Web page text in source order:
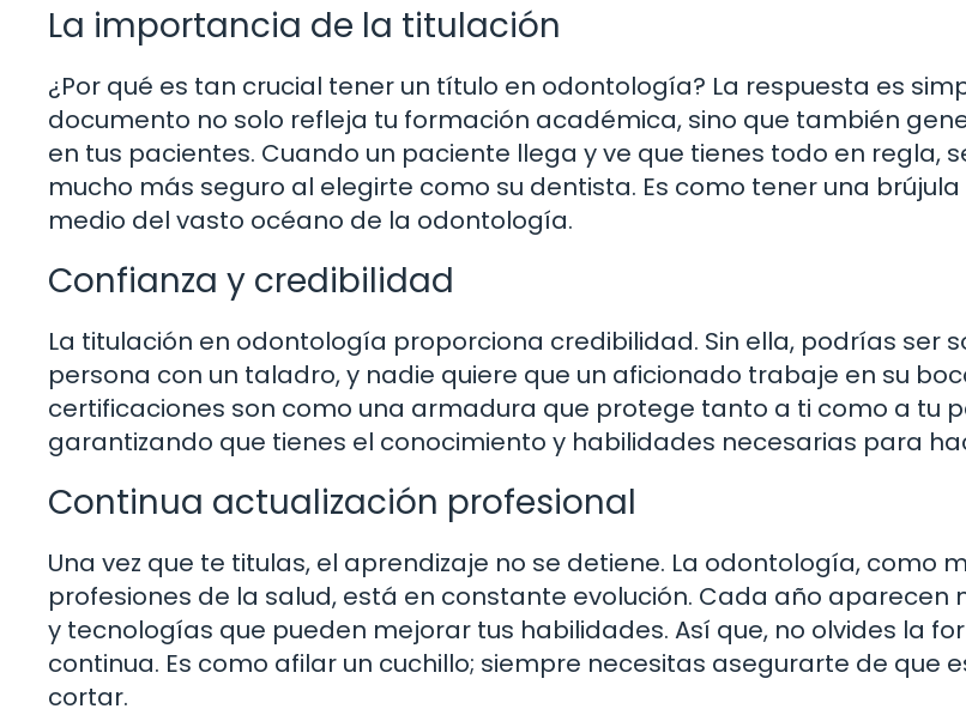
La importancia de la titulación
¿Por qué es tan crucial tener un título en odontología? La respuesta es
documento no solo refleja tu formación académica, sino que también
en tus pacientes. Cuando un paciente llega y ve que tienes todo en regla,
mucho más seguro al elegirte como su dentista. Es como tener una
medio del vasto océano de la odontología.
Confianza y credibilidad
La titulación en odontología proporciona credibilidad. Sin ella, podrías ser
persona con un taladro, y nadie quiere que un aficionado trabaje en su
certificaciones son como una armadura que protege tanto a ti como a tu
garantizando que tienes el conocimiento y habilidades necesarias para
Continua actualización profesional
Una vez que te titulas, el aprendizaje no se detiene. La odontología, como
profesiones de la salud, está en constante evolución. Cada año aparecen
y tecnologías que pueden mejorar tus habilidades. Así que, no olvides la
continua. Es como afilar un cuchillo; siempre necesitas asegurarte de que
cortar.